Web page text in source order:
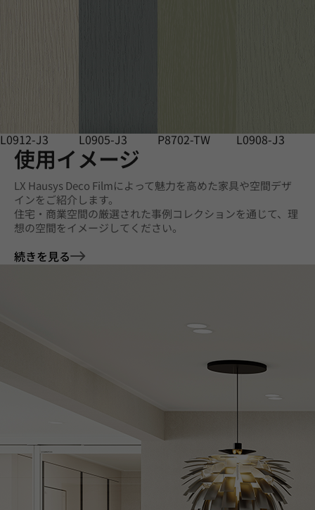
L0912-J3 L0905-J3 P8702-TW L0908-J3
使用イメージ
LX Hausys Deco Filmによって魅力を高めた家具や空間デザ
インをご紹介します。
住宅・商業空間の厳選された事例コレクションを通じて、理
想の空間をイメージしてください。
続きを見る